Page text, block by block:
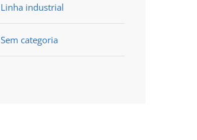
Linha industrial
Sem categoria